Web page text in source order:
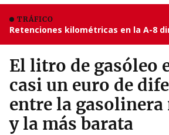
TRÁFICO
Retenciones kilométricas en la A-8
El litro de gasóleo
casi un euro de
entre la gasolinera
y la más barata